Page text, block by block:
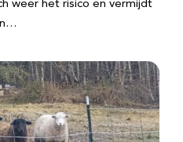
weer het risico en vermijdt